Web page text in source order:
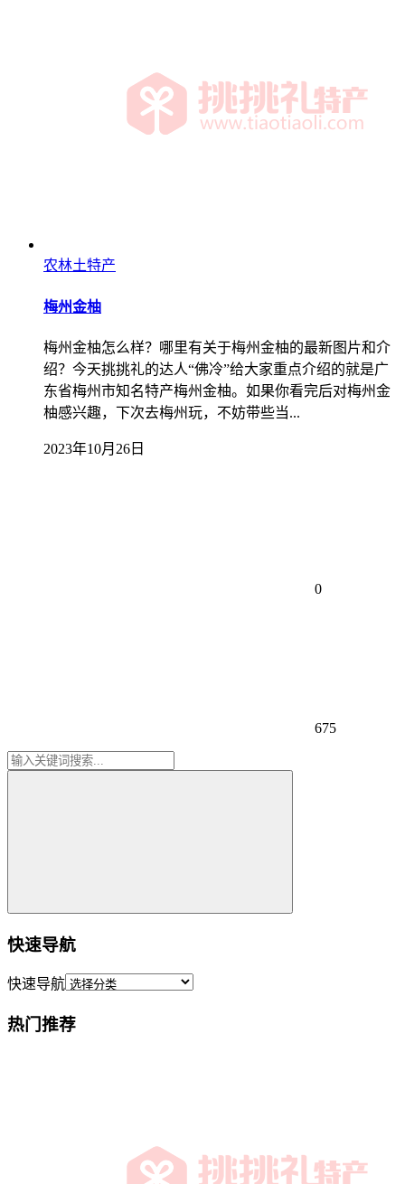
农林土特产
梅州金柚
梅州金柚怎么样？哪里有关于梅州金柚的最新图片和介
绍？今天挑挑礼的达人“佛冷”给大家重点介绍的就是广
东省梅州市知名特产梅州金柚。如果你看完后对梅州金
柚感兴趣，下次去梅州玩，不妨带些当...
2023年10月26日
0
675
快速导航
快速导航
热门推荐